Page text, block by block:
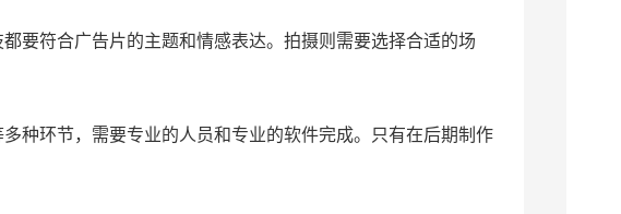
要符合广告片的主题和情感表达。拍摄则需要选择合适的场
种环节，需要专业的人员和专业的软件完成。只有在后期制作